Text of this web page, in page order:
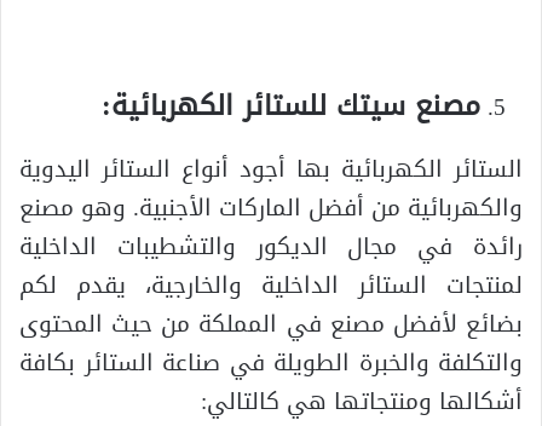
مصنع سيتك للستائر الكهربائية:
الستائر الكهربائية بها أجود أنواع الستائر اليدوية
والكهربائية من أفضل الماركات الأجنبية. وهو مصنع
رائدة في مجال الديكور والتشطيبات الداخلية
لمنتجات الستائر الداخلية والخارجية، يقدم لكم
بضائع لأفضل مصنع في المملكة من حيث المحتوى
والتكلفة والخبرة الطويلة في صناعة الستائر بكافة
أشكالها ومنتجاتها هي كالتالي: